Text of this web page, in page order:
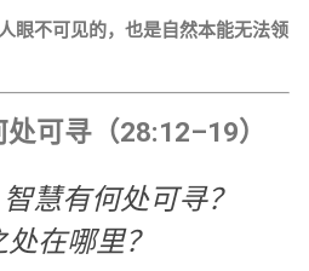
眼不可见的，也是自然本能无法领
可寻（28:12–19）
慧有何处可寻？
在哪里？